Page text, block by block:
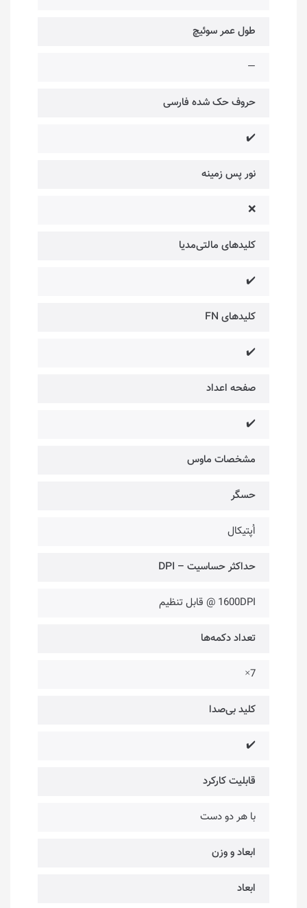
طول عمر سوئیچ‌
—
حروف حک شده فارسی
✔️
نور پس زمینه
❌
کلیدهای مالتی‌مدیا
✔️
کلیدهای FN
✔️
صفحه اعداد
✔️
مشخصات ماوس
حسگر
اُپتیکال
حداکثر حساسیت – DPI
1600DPI @ قابل تنظیم
تعداد دکمه‌ها
7×
کلید بی‌صدا
✔️
قابلیت کارکرد
با هر دو دست
ابعاد و وزن
ابعاد